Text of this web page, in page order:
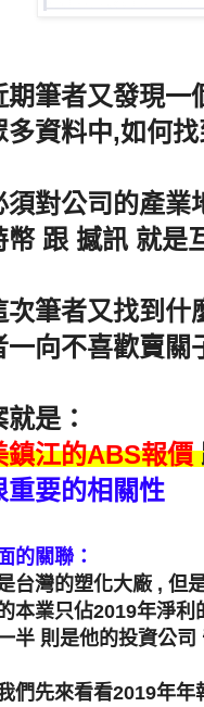
期筆者又發現一
多資料中,如何找
須對公司的產業
幣 跟 撼訊 就是
次筆者又找到什
一向不喜歡賣關
是：
鎮江的ABS報價
重要的相關性
的關聯：
台灣的塑化大廠 , 但
本業只佔2019年淨利
半 則是他的投資公
們先來看看2019年年